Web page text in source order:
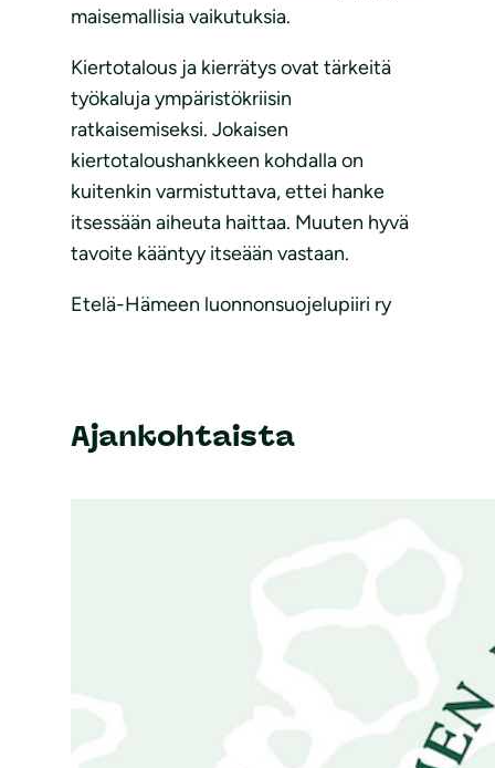
maisemallisia vaikutuksia.
Kiertotalous ja kierrätys ovat tärkeitä
työkaluja ympäristökriisin
ratkaisemiseksi. Jokaisen
kiertotaloushankkeen kohdalla on
kuitenkin varmistuttava, ettei hanke
itsessään aiheuta haittaa. Muuten hyvä
tavoite kääntyy itseään vastaan.
Etelä-Hämeen luonnonsuojelupiiri ry
Ajankohtaista